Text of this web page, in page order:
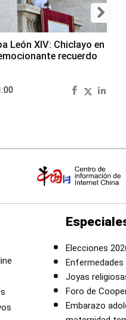
León XIV: Chiclayo en
recuerdo
Elecciones
Enfermedades
Joyas
Foro de
Embarazo